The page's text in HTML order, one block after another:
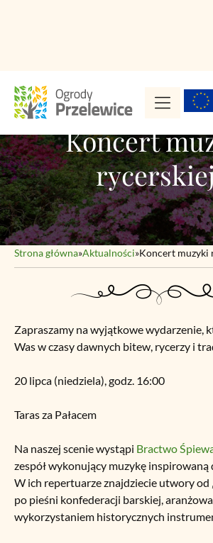
treści
Koncert
Strona główna»Aktualności»Koncert muzyki
Zapraszamy na wyjątkowe wydarzenie,
Was w czasy dawnych bitew, rycerzy i
20 lipca (niedziela), godz. 16:00
Taras za Pałacem
Na naszej scenie wystąpi Bractwo
zespół wykonujący muzykę
W ich repertuarze znajdziecie utwory od
po pieśni konfederacji barskiej,
wykorzystaniem historycznych